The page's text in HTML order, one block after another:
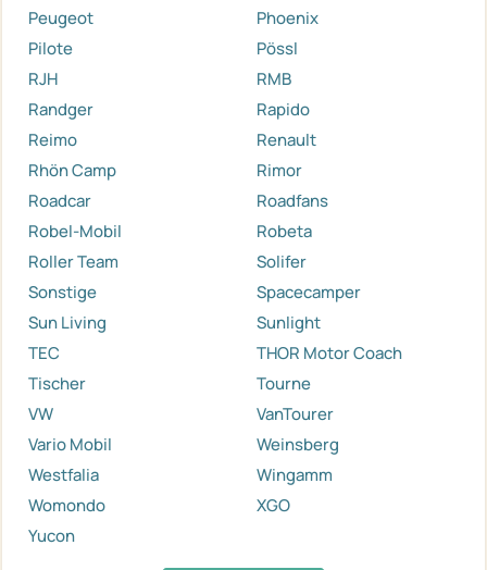
Peugeot
Phoenix
Pilote
Pössl
RJH
RMB
Randger
Rapido
Reimo
Renault
Rhön Camp
Rimor
Roadcar
Roadfans
Robel-Mobil
Robeta
Roller Team
Solifer
Sonstige
Spacecamper
Sun Living
Sunlight
TEC
THOR Motor Coach
Tischer
Tourne
VW
VanTourer
Vario Mobil
Weinsberg
Westfalia
Wingamm
Womondo
XGO
Yucon